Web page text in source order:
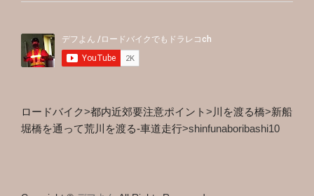
ロードバイク>都内近郊要注意ポイント> 川を渡る橋>新船
堀橋を通って荒川を渡る-車道走行>shinfunaboribashi10